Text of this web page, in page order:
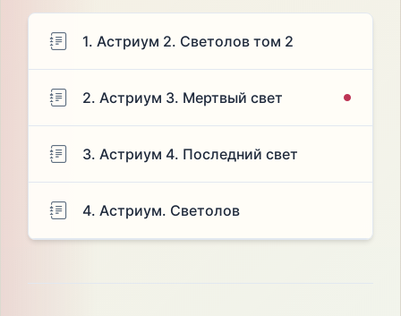
1. Астриум 2. Светолов том 2
2. Астриум 3. Мертвый свет
3. Астриум 4. Последний свет
4. Астриум. Светолов